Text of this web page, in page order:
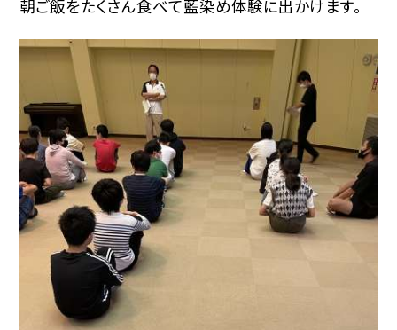
朝ご飯をたくさん食べて藍染め体験に出かけます。